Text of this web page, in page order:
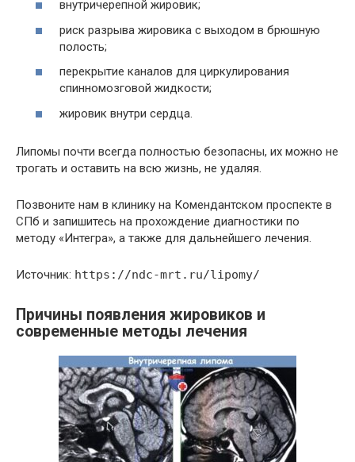
внутричерепной жировик;
риск разрыва жировика с выходом в брюшную
полость;
перекрытие каналов для циркулирования
спинномозговой жидкости;
жировик внутри сердца.
Липомы почти всегда полностью безопасны, их можно не
трогать и оставить на всю жизнь, не удаляя.
Позвоните нам в клинику на Комендантском проспекте в
СПб и запишитесь на прохождение диагностики по
методу «Интегра», а также для дальнейшего лечения.
Источник: https://ndc-mrt.ru/lipomy/
Причины появления жировиков и
современные методы лечения